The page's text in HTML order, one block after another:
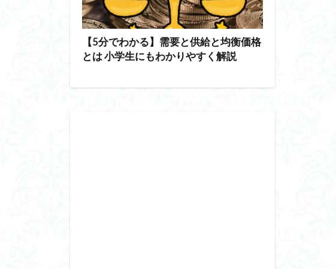
【5分でわかる】需要と供給と均衡価格
とは 小学生にもわかりやすく解説